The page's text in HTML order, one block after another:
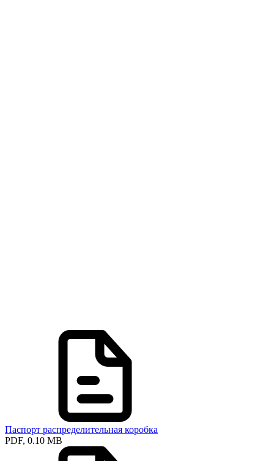
Паспорт распределительная коробка
PDF, 0.10 MB